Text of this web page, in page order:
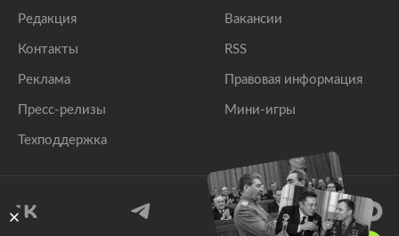
Редакция
Контакты
Реклама
Пресс-релизы
Техподдержка
Вакансии
RSS
Правовая информация
Мини-игры